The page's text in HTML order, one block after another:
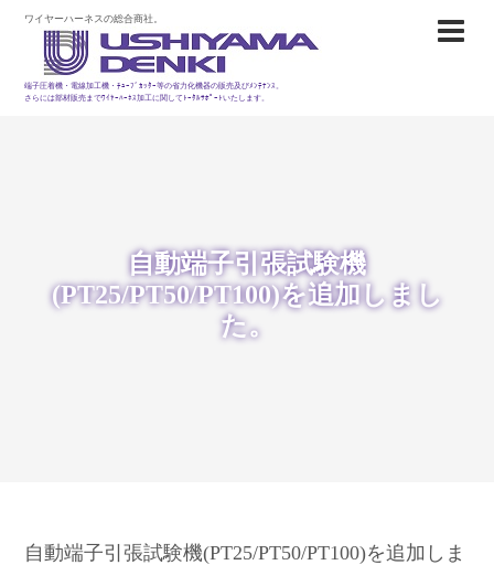
ワイヤーハーネスの総合商社。
端子圧着機・電線加工機・ﾁｭｰﾌﾞｶｯﾀｰ等の省力化機器の販売及びﾒﾝﾃﾅﾝｽ。
さらには部材販売までﾜｲﾔｰﾊｰﾈｽ加工に関してﾄｰﾀﾙｻﾎﾟｰﾄいたします。
自動端子引張試験機
(PT25/PT50/PT100)を追加しまし
た。
自動端子引張試験機(PT25/PT50/PT100)を追加しま